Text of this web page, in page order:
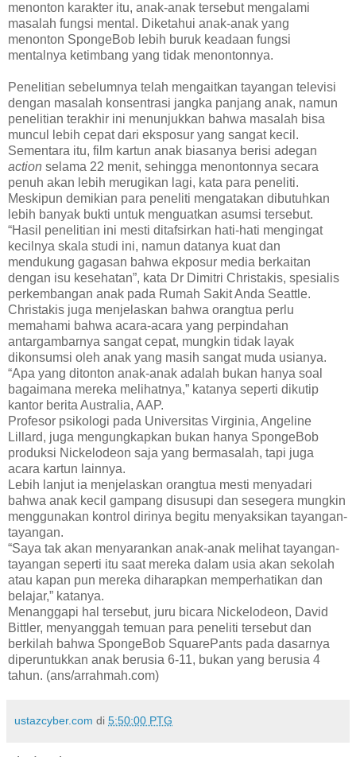
menonton karakter itu, anak-anak tersebut mengalami
masalah fungsi mental. Diketahui anak-anak yang
menonton SpongeBob lebih buruk keadaan fungsi
mentalnya ketimbang yang tidak menontonnya.
Penelitian sebelumnya telah mengaitkan tayangan televisi
dengan masalah konsentrasi jangka panjang anak, namun
penelitian terakhir ini menunjukkan bahwa masalah bisa
muncul lebih cepat dari eksposur yang sangat kecil.
Sementara itu, film kartun anak biasanya berisi adegan
action selama 22 menit, sehingga menontonnya secara
penuh akan lebih merugikan lagi, kata para peneliti.
Meskipun demikian para peneliti mengatakan dibutuhkan
lebih banyak bukti untuk menguatkan asumsi tersebut.
“Hasil penelitian ini mesti ditafsirkan hati-hati mengingat
kecilnya skala studi ini, namun datanya kuat dan
mendukung gagasan bahwa ekposur media berkaitan
dengan isu kesehatan”, kata Dr Dimitri Christakis, spesialis
perkembangan anak pada Rumah Sakit Anda Seattle.
Christakis juga menjelaskan bahwa orangtua perlu
memahami bahwa acara-acara yang perpindahan
antargambarnya sangat cepat, mungkin tidak layak
dikonsumsi oleh anak yang masih sangat muda usianya.
“Apa yang ditonton anak-anak adalah bukan hanya soal
bagaimana mereka melihatnya,” katanya seperti dikutip
kantor berita Australia, AAP.
Profesor psikologi pada Universitas Virginia, Angeline
Lillard, juga mengungkapkan bukan hanya SpongeBob
produksi Nickelodeon saja yang bermasalah, tapi juga
acara kartun lainnya.
Lebih lanjut ia menjelaskan orangtua mesti menyadari
bahwa anak kecil gampang disusupi dan sesegera mungkin
menggunakan kontrol dirinya begitu menyaksikan tayangan-
tayangan.
“Saya tak akan menyarankan anak-anak melihat tayangan-
tayangan seperti itu saat mereka dalam usia akan sekolah
atau kapan pun mereka diharapkan memperhatikan dan
belajar,” katanya.
Menanggapi hal tersebut, juru bicara Nickelodeon, David
Bittler, menyanggah temuan para peneliti tersebut dan
berkilah bahwa SpongeBob SquarePants pada dasarnya
diperuntukkan anak berusia 6-11, bukan yang berusia 4
tahun. (ans/arrahmah.com)
ustazcyber.com di 5:50:00 PTG